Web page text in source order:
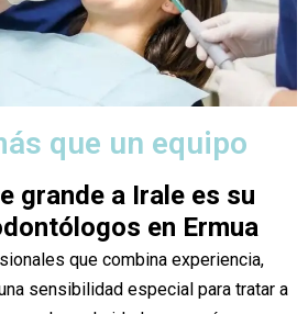
que un equipo
grande a Irale es su
en Ermua
que combina experiencia,
sensibilidad especial para tratar a